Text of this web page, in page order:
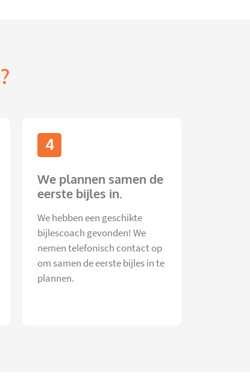
4
We plannen samen de
eerste bijles in.
We hebben een geschikte
bijlescoach gevonden! We
nemen telefonisch contact op
om samen de eerste bijles in te
plannen.